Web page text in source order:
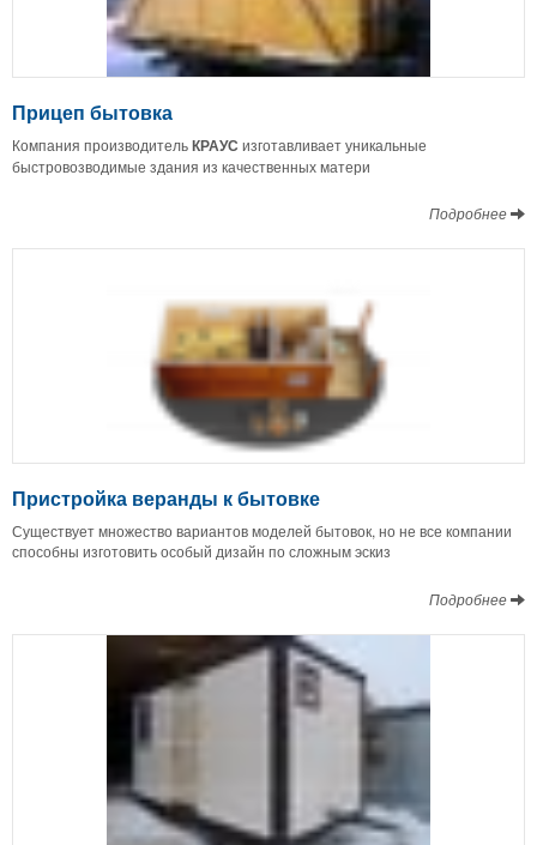
Прицеп бытовка
Компания производительКРАУС изготавливает уникальные
быстровозводимые здания из качественных матери
Подробнее
Пристройка веранды к бытовке
Существует множество вариантов моделей бытовок, но не все компании
способны изготовить особый дизайн по сложным эскиз
Подробнее